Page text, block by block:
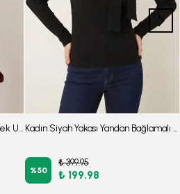
Kadın Bordo Önden Bağlamalı Etek Ucu Fırfırlı Kolları Lastikli Bluz ARM-26K001019 Kadın Siyah Yakası Yandan Bağlamalı Omuzları Büzgülü Bluz ARM-26K001068
%50
₺ 399.95
₺ 199.98